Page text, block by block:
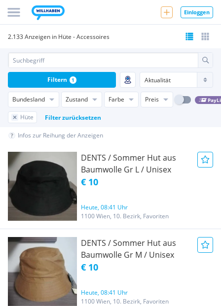
Einloggen
2.133 Anzeigen in Hüte - Accessoires
Bundesland Zustand Farbe Preis
Hüte Filter zurücksetzen
Filtern 1
Infos zur Reihung der Anzeigen
DENTS / Sommer Hut aus
Baumwolle Gr L / Unisex
€ 10
Heute, 08:41 Uhr
1100 Wien, 10. Bezirk, Favoriten
DENTS / Sommer Hut aus
Baumwolle Gr M / Unisex
€ 10
Heute, 08:41 Uhr
1100 Wien, 10. Bezirk, Favoriten